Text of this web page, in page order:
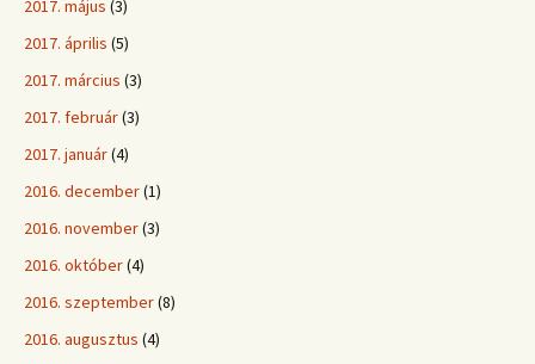
2017. május (3)
2017. április (5)
2017. március (3)
2017. február(3)
2017. január(4)
2016. december(1)
2016. november(3)
2016. október(4)
2016. szeptember(8)
2016. augusztus (4)